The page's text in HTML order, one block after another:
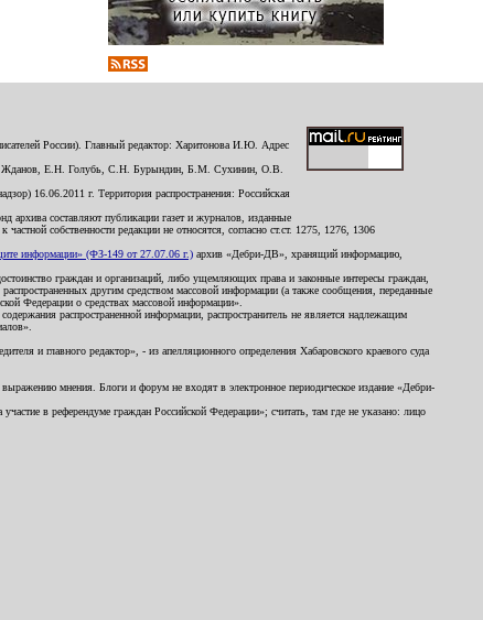
России). Главный редактор: Харитонова И.Ю. Адрес
Жданов, Е.Н. Голубь, С.Н. Бурындин, Б.М. Сухинин, О.В.
16.06.2011 г. Территория распространения: Российская
архива составляют публикации газет и журналов, изданные
собственности редакции не относятся, согласно ст.ст. 1275, 1276, 1306
информации» (ФЗ-149 от 27.07.06 г.) архив «Дебри-ДВ», хранящий информацию,
граждан и организаций, либо ущемляющих права и законные интересы граждан,
другим средством массовой информации (а также сообщения, переданные
Федерации о средствах массовой информации».
распространенной информации, распространитель не является надлежащим
и главного редактор», - из апелляционного определения Хабаровского краевого суда
мнения. Блоги и форум не входят в электронное периодическое издание «Дебри-
в референдуме граждан Российской Федерации»; считать, там где не указано: лицо